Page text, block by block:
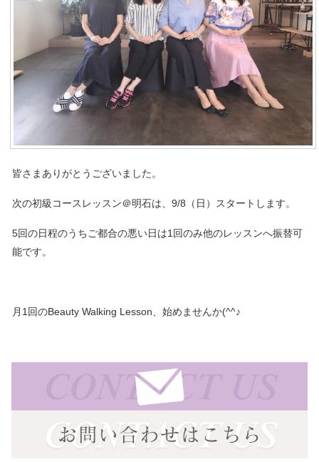
皆さまありがとうございました。
次の初級コースレッスン＠明石は、9/8（日）スタートします。
5回の日程のうちご都合の悪い日は1回のみ他のレッスンへ振替可
能です。
月1回のBeauty Walking Lesson、始めませんか(^^♪